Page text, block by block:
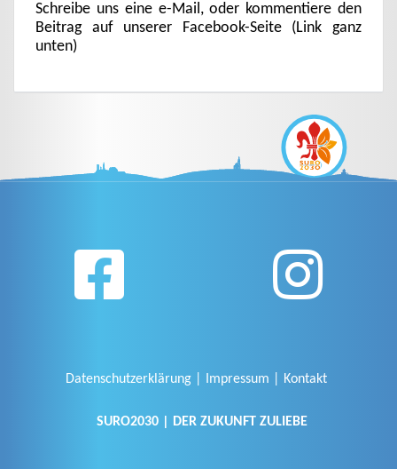
Schreibe uns eine e-Mail, oder kommentiere den
Beitrag auf unserer Facebook-Seite (Link ganz
unten)
Datenschutzerklärung Impressum Kontakt
SURO2030 | DER ZUKUNFT ZULIEBE